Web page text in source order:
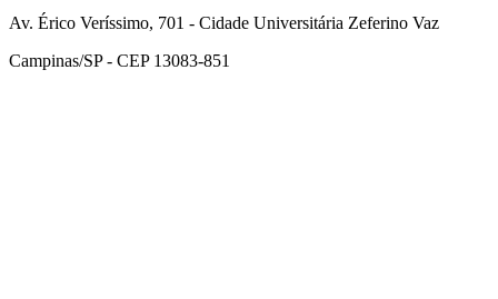
Av. Érico Veríssimo, 701 - Cidade Universitária Zeferino Vaz
Campinas/SP - CEP 13083-851